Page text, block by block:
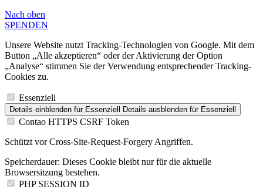
Nach oben
SPENDEN
Unsere Website nutzt Tracking-Technologien von Google. Mit dem
Button „Alle akzeptieren“ oder der Aktivierung der Option
„Analyse“ stimmen Sie der Verwendung entsprechender Tracking-
Cookies zu.
Essenziell
Details einblenden für Essenziell Details ausblenden für Essenziell
Contao HTTPS CSRF Token
Schützt vor Cross-Site-Request-Forgery Angriffen.
Speicherdauer: Dieses Cookie bleibt nur für die aktuelle
Browsersitzung bestehen.
PHP SESSION ID